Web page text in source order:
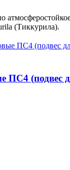
(Тиккурила).
ПС4 (подвес